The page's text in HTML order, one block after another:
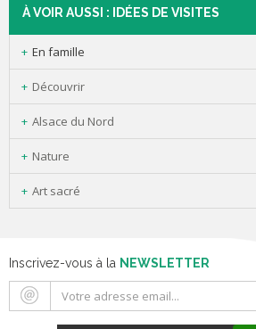
À VOIR AUSSI : IDÉES DE VISITES
En famille
Découvrir
Alsace du Nord
Nature
Art sacré
Inscrivez-vous à la NEWSLETTER